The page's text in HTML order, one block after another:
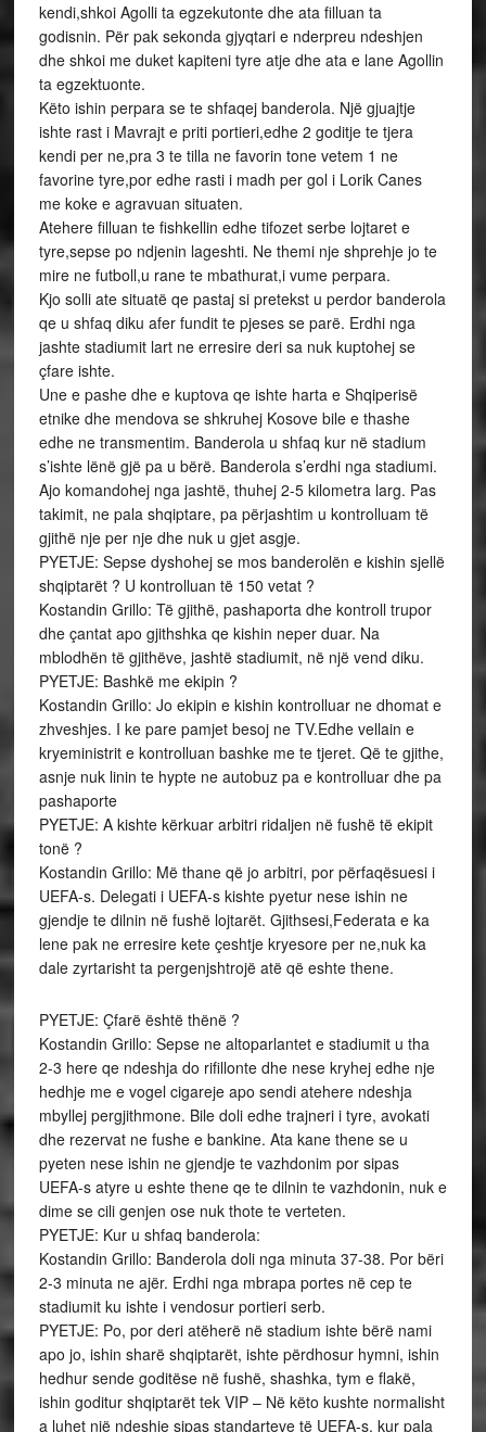
kendi,shkoi Agolli ta egzekutonte dhe ata filluan ta
godisnin. Për pak sekonda gjyqtari e nderpreu ndeshjen
dhe shkoi me duket kapiteni tyre atje dhe ata e lane Agollin
ta egzektuonte.
Këto ishin perpara se te shfaqej banderola. Një gjuajtje
ishte rast i Mavrajt e priti portieri,edhe 2 goditje te tjera
kendi per ne,pra 3 te tilla ne favorin tone vetem 1 ne
favorine tyre,por edhe rasti i madh per gol i Lorik Canes
me koke e agravuan situaten.
Atehere filluan te fishkellin edhe tifozet serbe lojtaret e
tyre,sepse po ndjenin lageshti. Ne themi nje shprehje jo te
mire ne futboll,u rane te mbathurat,i vume perpara.
Kjo solli ate situatë qe pastaj si pretekst u perdor banderola
qe u shfaq diku afer fundit te pjeses se parë. Erdhi nga
jashte stadiumit lart ne erresire deri sa nuk kuptohej se
çfare ishte.
Une e pashe dhe e kuptova qe ishte harta e Shqiperisë
etnike dhe mendova se shkruhej Kosove bile e thashe
edhe ne transmentim. Banderola u shfaq kur në stadium
s’ishte lënë gjë pa u bërë. Banderola s’erdhi nga stadiumi.
Ajo komandohej nga jashtë, thuhej 2-5 kilometra larg. Pas
takimit, ne pala shqiptare, pa përjashtim u kontrolluam të
gjithë nje per nje dhe nuk u gjet asgje.
PYETJE: Sepse dyshohej se mos banderolën e kishin sjellë
shqiptarët ? U kontrolluan të 150 vetat ?
Kostandin Grillo: Të gjithë, pashaporta dhe kontroll trupor
dhe çantat apo gjithshka qe kishin neper duar. Na
mblodhën të gjithëve, jashtë stadiumit, në një vend diku.
PYETJE: Bashkë me ekipin ?
Kostandin Grillo: Jo ekipin e kishin kontrolluar ne dhomat e
zhveshjes. I ke pare pamjet besoj ne TV.Edhe vellain e
kryeministrit e kontrolluan bashke me te tjeret. Që te gjithe,
asnje nuk linin te hypte ne autobuz pa e kontrolluar dhe pa
pashaporte
PYETJE: A kishte kërkuar arbitri ridaljen në fushë të ekipit
tonë ?
Kostandin Grillo: Më thane që jo arbitri, por përfaqësuesi i
UEFA-s. Delegati i UEFA-s kishte pyetur nese ishin ne
gjendje te dilnin në fushë lojtarët. Gjithsesi,Federata e ka
lene pak ne erresire kete çeshtje kryesore per ne,nuk ka
dale zyrtarisht ta pergenjshtrojë atë që eshte thene.
PYETJE: Çfarë është thënë ?
Kostandin Grillo: Sepse ne altoparlantet e stadiumit u tha
2-3 here qe ndeshja do rifillonte dhe nese kryhej edhe nje
hedhje me e vogel cigareje apo sendi atehere ndeshja
mbyllej pergjithmone. Bile doli edhe trajneri i tyre, avokati
dhe rezervat ne fushe e bankine. Ata kane thene se u
pyeten nese ishin ne gjendje te vazhdonim por sipas
UEFA-s atyre u eshte thene qe te dilnin te vazhdonin, nuk e
dime se cili genjen ose nuk thote te verteten.
PYETJE: Kur u shfaq banderola:
Kostandin Grillo: Banderola doli nga minuta 37-38. Por bëri
2-3 minuta ne ajër. Erdhi nga mbrapa portes në cep te
stadiumit ku ishte i vendosur portieri serb.
PYETJE: Po, por deri atëherë në stadium ishte bërë nami
apo jo, ishin sharë shqiptarët, ishte përdhosur hymni, ishin
hedhur sende goditëse në fushë, shashka, tym e flakë,
ishin goditur shqiptarët tek VIP – Në këto kushte normalisht
a luhet një ndeshje sipas standarteve të UEFA-s, kur pala